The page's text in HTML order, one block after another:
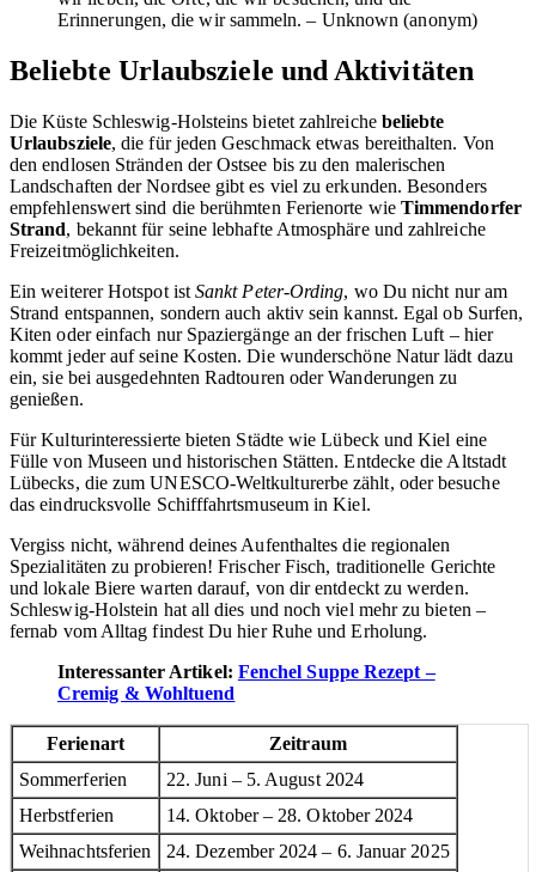
Erinnerungen, die wir sammeln. – Unknown (anonym)
Beliebte Urlaubsziele und Aktivitäten
Die Küste Schleswig-Holsteins bietet zahlreiche beliebte
Urlaubsziele, die für jeden Geschmack etwas bereithalten. Von
den endlosen Stränden der Ostsee bis zu den malerischen
Landschaften der Nordsee gibt es viel zu erkunden. Besonders
empfehlenswert sind die berühmten Ferienorte wie Timmendorfer
Strand, bekannt für seine lebhafte Atmosphäre und zahlreiche
Freizeitmöglichkeiten.
Ein weiterer Hotspot ist Sankt Peter-Ording, wo Du nicht nur am
Strand entspannen, sondern auch aktiv sein kannst. Egal ob Surfen,
Kiten oder einfach nur Spaziergänge an der frischen Luft – hier
kommt jeder auf seine Kosten. Die wunderschöne Natur lädt dazu
ein, sie bei ausgedehnten Radtouren oder Wanderungen zu
genießen.
Für Kulturinteressierte bieten Städte wie Lübeck und Kiel eine
Fülle von Museen und historischen Stätten. Entdecke die Altstadt
Lübecks, die zum UNESCO-Weltkulturerbe zählt, oder besuche
das eindrucksvolle Schifffahrtsmuseum in Kiel.
Vergiss nicht, während deines Aufenthaltes die regionalen
Spezialitäten zu probieren! Frischer Fisch, traditionelle Gerichte
und lokale Biere warten darauf, von dir entdeckt zu werden.
Schleswig-Holstein hat all dies und noch viel mehr zu bieten –
fernab vom Alltag findest Du hier Ruhe und Erholung.
Interessanter Artikel: Fenchel Suppe Rezept –
Cremig & Wohltuend
Ferienart
Zeitraum
Sommerferien
22. Juni – 5. August 2024
Herbstferien
14. Oktober – 28. Oktober 2024
Weihnachtsferien
24. Dezember 2024 – 6. Januar 2025